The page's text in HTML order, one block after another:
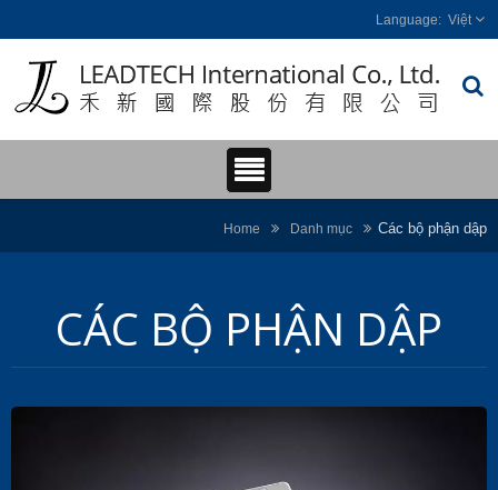
Việt
Home Danh mục Các bộ phận dập
CÁC BỘ PHẬN DẬP